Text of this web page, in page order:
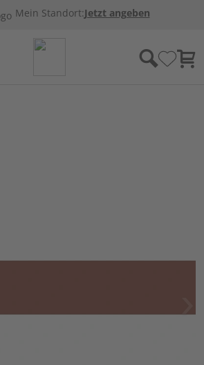
Mein Standort:Jetzt angeben